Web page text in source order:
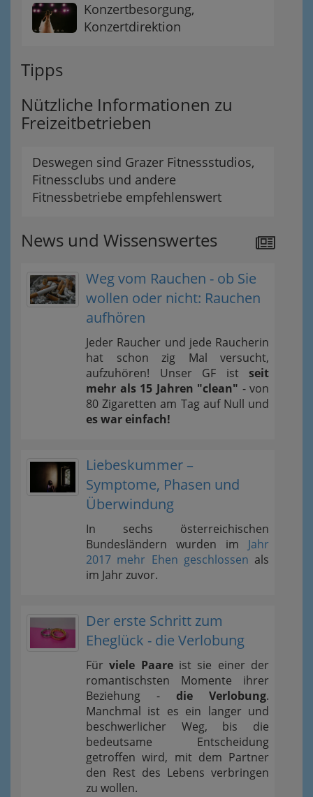
Konzertbesorgung,
Konzertdirektion
Tipps
Nützliche Informationen zu
Freizeitbetrieben
Deswegen sind Grazer Fitnessstudios,
Fitnessclubs und andere
Fitnessbetriebe empfehlenswert
News und Wissenswertes
Weg vom Rauchen - ob Sie
wollen oder nicht: Rauchen
aufhören
Jeder Raucher und jede Raucherin
hat schon zig Mal versucht,
aufzuhören! Unser GF ist seit
mehr als 15 Jahren "clean" - von
80 Zigaretten am Tag auf Null und
es war einfach!
Liebeskummer –
Symptome, Phasen und
Überwindung
In sechs österreichischen
Bundesländern wurden im Jahr
2017 mehr Ehen geschlossen als
im Jahr zuvor.
Der erste Schritt zum
Eheglück - die Verlobung
Fürviele Paareist sie einer der
romantischsten Momente ihrer
Beziehung - die Verlobung.
Manchmal ist es ein langer und
beschwerlicher Weg, bis die
bedeutsame Entscheidung
getroffen wird, mit dem Partner
den Rest des Lebens verbringen
zu wollen.